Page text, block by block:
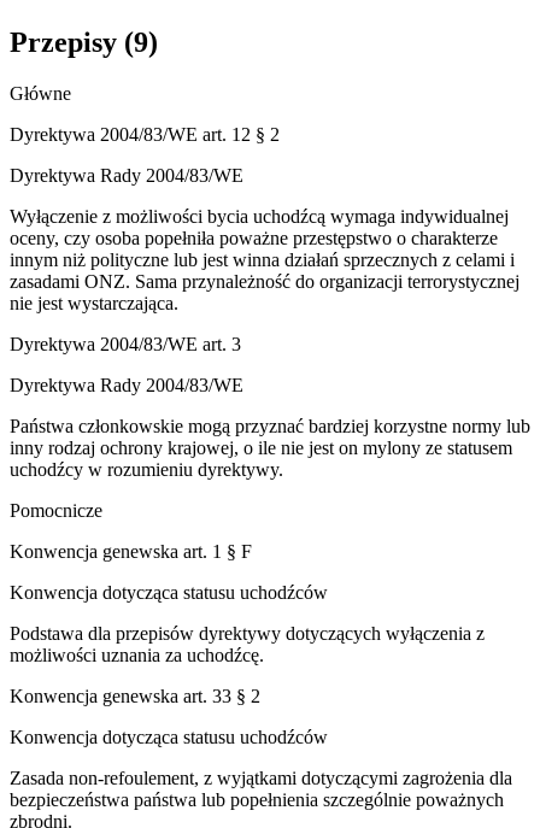
Przepisy (9)
Główne
Dyrektywa 2004/83/WE art. 12 § 2
Dyrektywa Rady 2004/83/WE
Wyłączenie z możliwości bycia uchodźcą wymaga indywidualnej
oceny, czy osoba popełniła poważne przestępstwo o charakterze
innym niż polityczne lub jest winna działań sprzecznych z celami i
zasadami ONZ. Sama przynależność do organizacji terrorystycznej
nie jest wystarczająca.
Dyrektywa 2004/83/WE art. 3
Dyrektywa Rady 2004/83/WE
Państwa członkowskie mogą przyznać bardziej korzystne normy lub
inny rodzaj ochrony krajowej, o ile nie jest on mylony ze statusem
uchodźcy w rozumieniu dyrektywy.
Pomocnicze
Konwencja genewska art. 1 § F
Konwencja dotycząca statusu uchodźców
Podstawa dla przepisów dyrektywy dotyczących wyłączenia z
możliwości uznania za uchodźcę.
Konwencja genewska art. 33 § 2
Konwencja dotycząca statusu uchodźców
Zasada non-refoulement, z wyjątkami dotyczącymi zagrożenia dla
bezpieczeństwa państwa lub popełnienia szczególnie poważnych
zbrodni.